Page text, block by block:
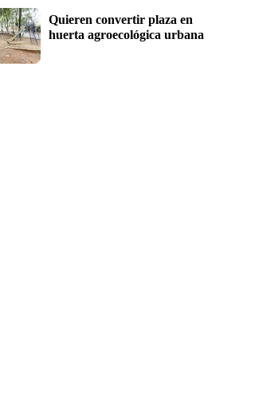
Quieren convertir plaza en
huerta agroecológica urbana